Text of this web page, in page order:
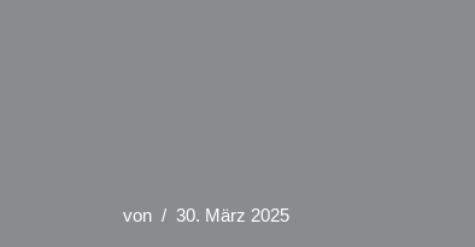
von 30. März 2025